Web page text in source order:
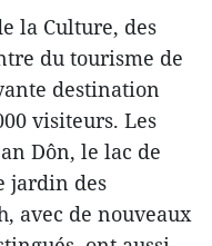
la Culture, des
du tourisme de
destination
visiteurs. Les
Dôn, le lac de
jardin des
avec de nouveaux